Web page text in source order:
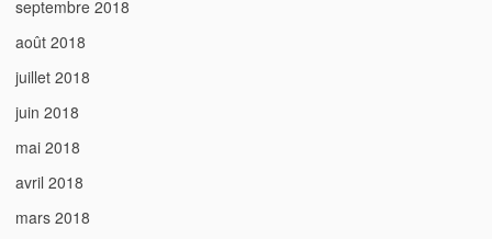
septembre 2018
août 2018
juillet 2018
juin 2018
mai 2018
avril 2018
mars 2018